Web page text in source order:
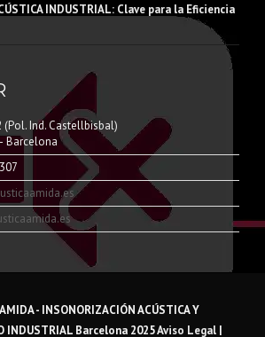
INDUSTRIAL: Clave para la Eficiencia
(Pol. Ind. Castellbisbal)
Barcelona
- INSONORIZACIÓN ACÚSTICA Y
INDUSTRIALBarcelona 2025Aviso Legal|